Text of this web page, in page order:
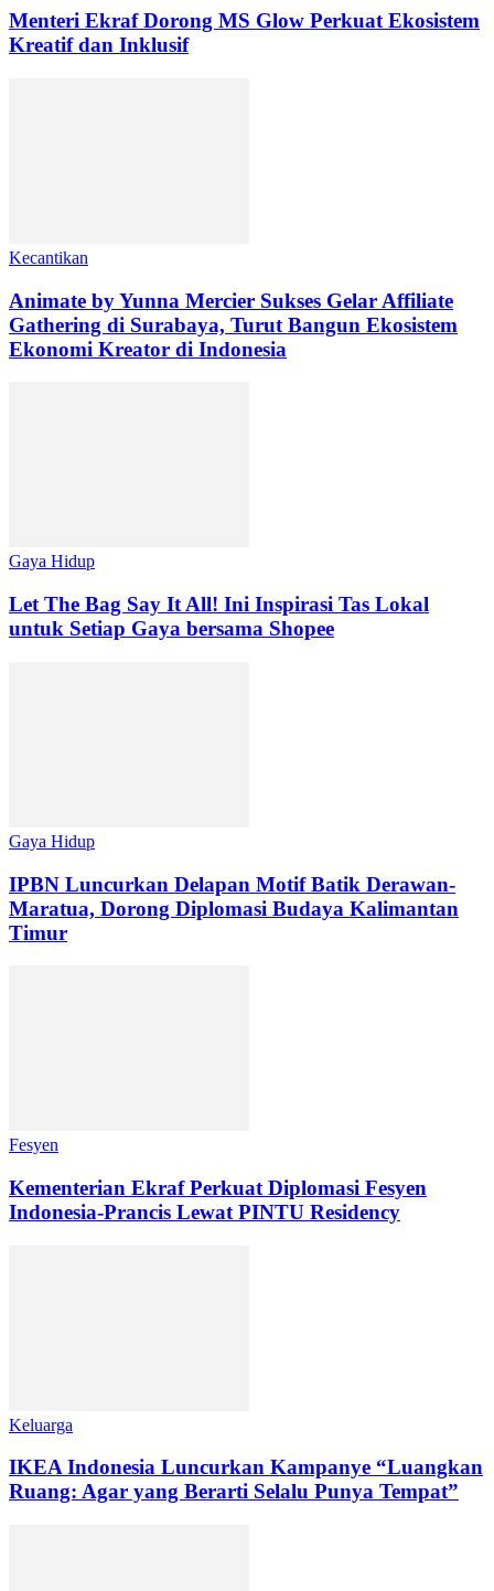
Menteri Ekraf Dorong MS Glow Perkuat Ekosistem
Kreatif dan Inklusif
Kecantikan
Animate by Yunna Mercier Sukses Gelar Affiliate
Gathering di Surabaya, Turut Bangun Ekosistem
Ekonomi Kreator di Indonesia
Gaya Hidup
Let The Bag Say It All! Ini Inspirasi Tas Lokal
untuk Setiap Gaya bersama Shopee
Gaya Hidup
IPBN Luncurkan Delapan Motif Batik Derawan-
Maratua, Dorong Diplomasi Budaya Kalimantan
Timur
Fesyen
Kementerian Ekraf Perkuat Diplomasi Fesyen
Indonesia-Prancis Lewat PINTU Residency
Keluarga
IKEA Indonesia Luncurkan Kampanye “Luangkan
Ruang: Agar yang Berarti Selalu Punya Tempat”